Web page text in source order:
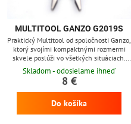
MULTITOOL GANZO G2019S
Praktický Multitool od spoločnosti Ganzo,
ktorý svojími kompaktnými rozmermi
skvele poslúži vo všetkých situáciach.
Ukrýva v sebe 11 funkcií a dodáva sa v
spevnenom textilnom puzdre.
Skladom - odosielame ihneď
8 €
Do košíka